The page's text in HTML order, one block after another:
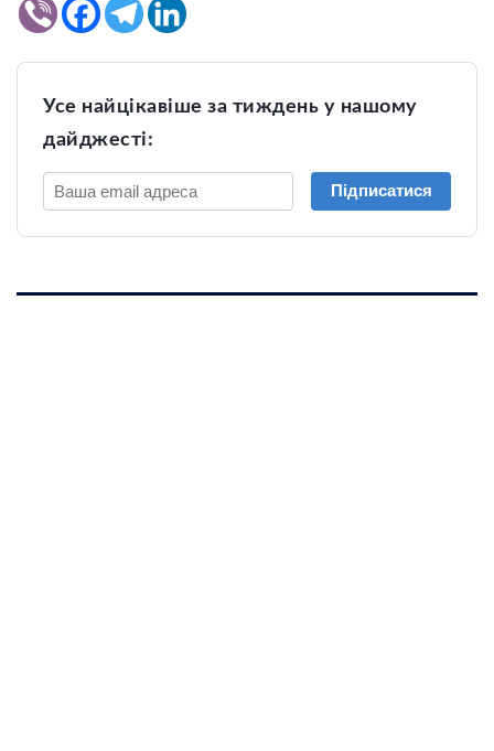
Усе найцікавіше за тиждень у нашому
дайджесті:
Підписатися